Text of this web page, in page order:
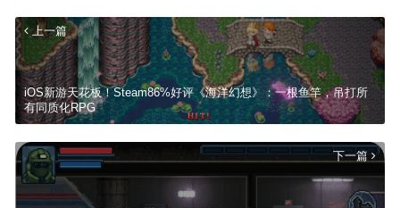
上一篇
iOS新游天花板！Steam86%好评《海洋幻想》：一根鱼竿，吊打所
有同质化RPG
下一篇